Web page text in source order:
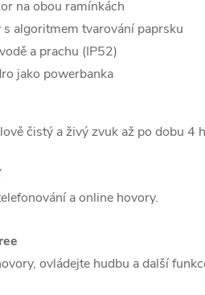
na obou ramínkách
algoritmem tvarování paprsku
a prachu (IP52)
jako powerbanka
čistý a živý zvuk až po dobu 4
a online hovory.
ovládejte hudbu a další